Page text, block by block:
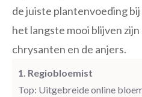
de juiste plantenvoeding
het langste mooi blijven
chrysanten en de anjers.
1. Regiobloemist
Top: Uitgebreide online